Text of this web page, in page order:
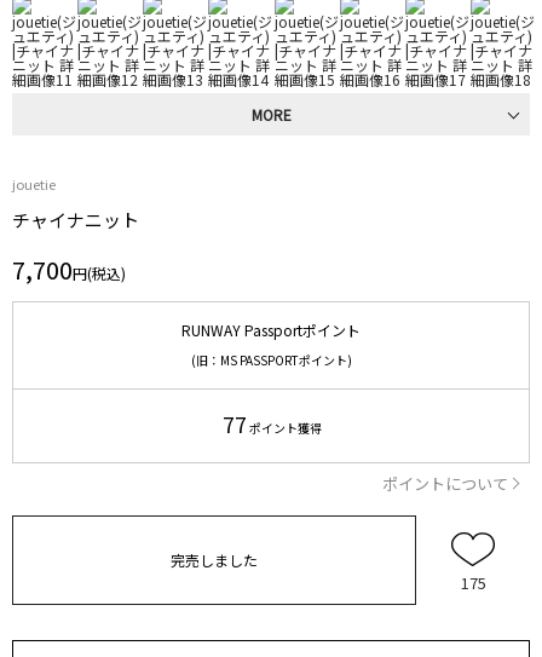
MORE
jouetie
チャイナニット
7,700円(税込)
RUNWAY Passportポイント
(旧：MS PASSPORTポイント)
77 ポイント獲得
ポイントについて
完売しました
175